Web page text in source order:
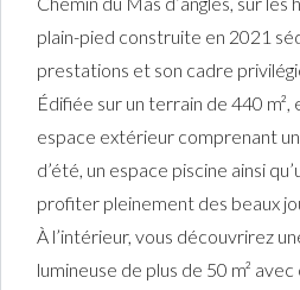
plain-pied construite en 2021
prestations et son cadre
Édifiée sur un terrain de 440 m²,
espace extérieur comprenant
d’été, un espace piscine ainsi
profiter pleinement des beaux
À l’intérieur, vous découvrirez
lumineuse de plus de 50 m²